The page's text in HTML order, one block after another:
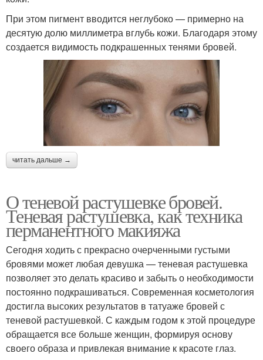
При этом пигмент вводится неглубоко — примерно на
десятую долю миллиметра вглубь кожи. Благодаря этому
создается видимость подкрашенных тенями бровей.
читать дальше →
О теневой растушевке бровей.
Теневая растушевка, как техника
перманентного макияжа
Сегодня ходить с прекрасно очерченными густыми
бровями может любая девушка — теневая растушевка
позволяет это делать красиво и забыть о необходимости
постоянно подкрашиваться. Современная косметология
достигла высоких результатов в татуаже бровей с
теневой растушевкой. С каждым годом к этой процедуре
обращается все больше женщин, формируя основу
своего образа и привлекая внимание к красоте глаз.